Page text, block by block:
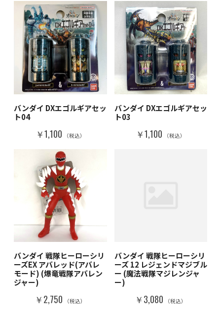
バンダイ DXエゴルギアセッ
ト04
￥1,100 （税込）
バンダイ DXエゴルギアセッ
ト03
￥1,100 （税込）
バンダイ 戦隊ヒーローシリ
ーズEX アバレッド(アバレ
モード) (爆竜戦隊アバレン
ジャー)
￥2,750 （税込）
バンダイ 戦隊ヒーローシリ
ーズ 12 レジェンドマジブル
ー (魔法戦隊マジレンジャ
ー)
￥3,080 （税込）